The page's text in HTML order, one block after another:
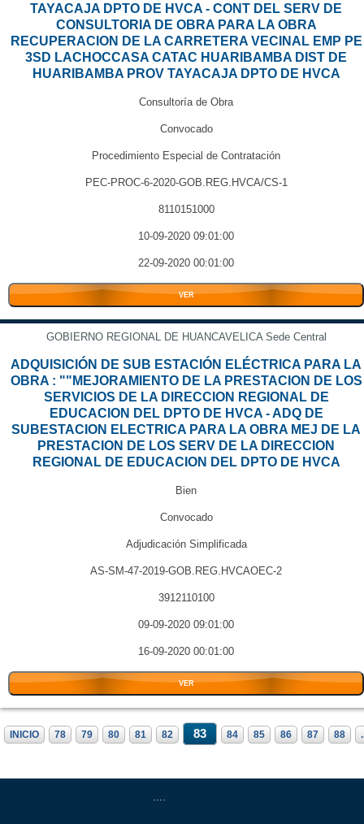
TAYACAJA DPTO DE HVCA - CONT DEL SERV DE
CONSULTORIA DE OBRA PARA LA OBRA
RECUPERACION DE LA CARRETERA VECINAL EMP PE
3SD LACHOCCASA CATAC HUARIBAMBA DIST DE
HUARIBAMBA PROV TAYACAJA DPTO DE HVCA
Consultoría de Obra
Convocado
Procedimiento Especial de Contratación
PEC-PROC-6-2020-GOB.REG.HVCA/CS-1
8110151000
10-09-2020 09:01:00
22-09-2020 00:01:00
VER
GOBIERNO REGIONAL DE HUANCAVELICA Sede Central
ADQUISICIÓN DE SUB ESTACIÓN ELÉCTRICA PARA LA
OBRA : ""MEJORAMIENTO DE LA PRESTACION DE LOS
SERVICIOS DE LA DIRECCION REGIONAL DE
EDUCACION DEL DPTO DE HVCA - ADQ DE
SUBESTACION ELECTRICA PARA LA OBRA MEJ DE LA
PRESTACION DE LOS SERV DE LA DIRECCION
REGIONAL DE EDUCACION DEL DPTO DE HVCA
Bien
Convocado
Adjudicación Simplificada
AS-SM-47-2019-GOB.REG.HVCAOEC-2
3912110100
09-09-2020 09:01:00
16-09-2020 00:01:00
VER
INICIO 78 79 80 81 82 83 84 85 86 87 88